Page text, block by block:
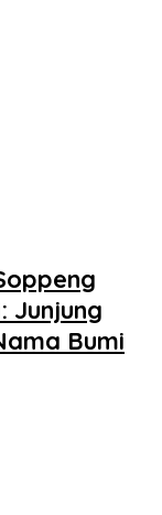
Junjung
Bumi